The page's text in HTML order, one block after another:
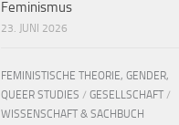
Feminismus
23. JUNI 2026
FEMINISTISCHE THEORIE, GENDER,
QUEER STUDIES / GESELLSCHAFT /
WISSENSCHAFT & SACHBUCH